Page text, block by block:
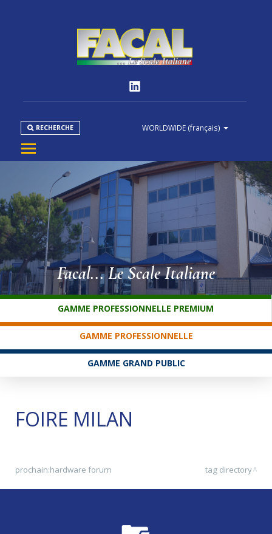
WORLDWIDE (français)
RECHERCHE
ENTREPRISE
PRODUITS
NORMES
MÉDIAS
DOWNLOAD
SERVICE CLIENTS
Facal... Le Scale Italiane
GAMME PROFESSIONNELLE PREMIUM
GAMME PROFESSIONNELLE
GAMME GRAND PUBLIC
FOIRE MILAN
prochain:hardware forum tag directory